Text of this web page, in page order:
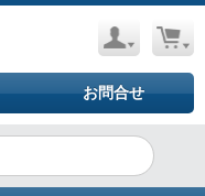
お問合せ